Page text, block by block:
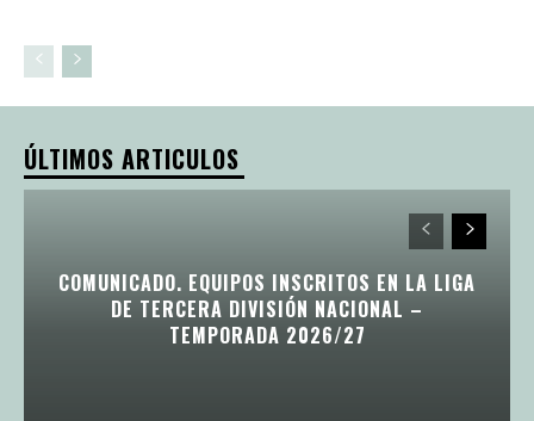
ÚLTIMOS ARTICULOS
COMUNICADO. EQUIPOS INSCRITOS EN LA LIGA
DE TERCERA DIVISIÓN NACIONAL –
TEMPORADA 2026/27